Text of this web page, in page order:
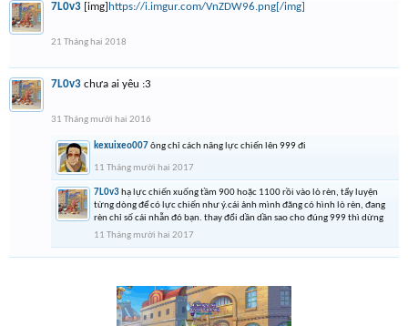
7L0v3 [img] https://i.imgur.com/VnZDW96.png[/img]
21 Tháng hai 2018
7L0v3 chưa ai yêu :3
31 Tháng mười hai 2016
kexuixeo007 ông chỉ cách nâng lực chiến lên 999 đi
11 Tháng mười hai 2017
7L0v3 hạ lực chiến xuống tầm 900 hoặc 1100 rồi vào lò rèn, tẩy luyện
từng dòng để có lực chiến như ý.cái ảnh mình đăng có hình lò rèn, đang
rèn chỉ số cái nhẫn đó bạn. thay đổi dần dần sao cho đúng 999 thì dừng
11 Tháng mười hai 2017